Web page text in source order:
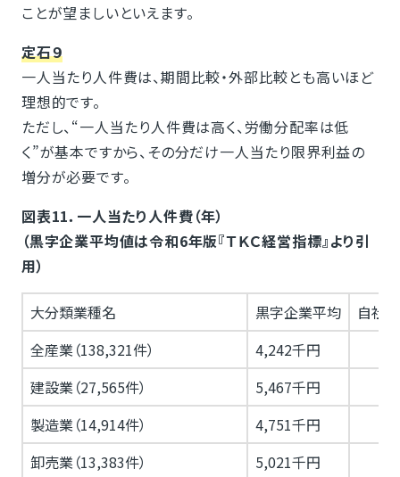
ことが望ましいといえます。
定石９
一人当たり人件費は、期間比較・外部比較とも高いほど
理想的です。
ただし、“一人当たり人件費は高く、労働分配率は低
く”が基本ですから、その分だけ一人当たり限界利益の
増分が必要です。
図表11．一人当たり人件費（年）
（黒字企業平均値は令和6年版『ＴＫＣ経営指標』より引
用）
大分類業種名 黒字企業平均
自社
全産業（138,321件）
4,242千円
建設業（27,565件）
5,467千円
製造業（14,914件）
4,751千円
卸売業（13,383件）
5,021千円